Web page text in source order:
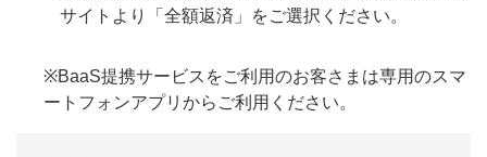
サイトより「全額返済」をご選択ください。
※BaaS提携サービスをご利用のお客さまは専用のスマ
ートフォンアプリからご利用ください。